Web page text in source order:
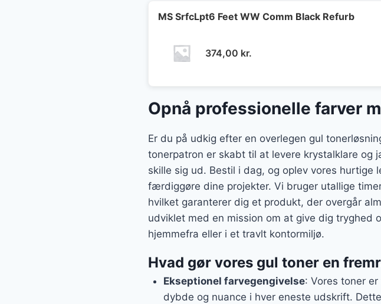
MS SrfcLpt6 Feet WW Comm Black Refurb
374,00 kr.
Opnå professionelle farver
Er du på udkig efter en overlegen gul
tonerpatron er skabt til at levere krystalklare
skille sig ud. Bestil i dag, og oplev vores
færdiggøre dine projekter. Vi bruger utallige
hvilket garanterer dig et produkt, der overgår
udviklet med en mission om at give dig tryghed
hjemmefra eller i et travlt kontormiljø.
Hvad gør vores gul toner en
Ekseptionel farvegengivelse: Vores toner
dybde og nuance i hver eneste udskrift.